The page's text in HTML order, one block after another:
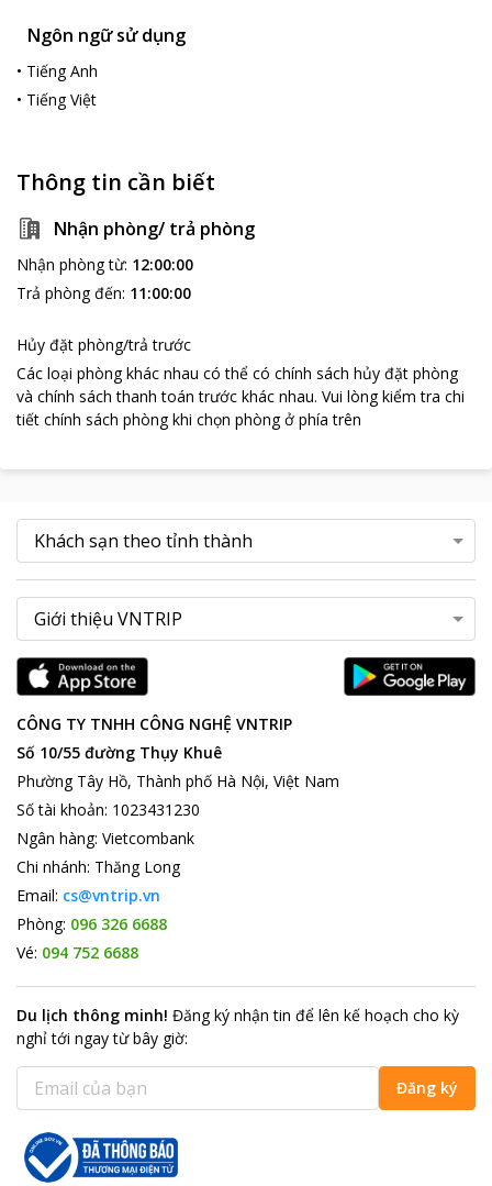
Ngôn ngữ sử dụng
• Tiếng Anh
• Tiếng Việt
Thông tin cần biết
Nhận phòng/ trả phòng
Nhận phòng từ: 12:00:00
Trả phòng đến: 11:00:00
Hủy đặt phòng/trả trước
Các loại phòng khác nhau có thể có chính sách hủy đặt phòng
và chính sách thanh toán trước khác nhau. Vui lòng kiểm tra chi
tiết chính sách phòng khi chọn phòng ở phía trên
CÔNG TY TNHH CÔNG NGHỆ VNTRIP
Số 10/55 đường Thụy Khuê
Phường Tây Hồ, Thành phố Hà Nội, Việt Nam
Số tài khoản: 1023431230
Ngân hàng: Vietcombank
Chi nhánh: Thăng Long
Email: cs@vntrip.vn
Phòng: 096 326 6688
Vé: 094 752 6688
Du lịch thông minh! Đăng ký nhận tin để lên kế hoạch cho kỳ
nghỉ tới ngay từ bây giờ:
Đăng ký